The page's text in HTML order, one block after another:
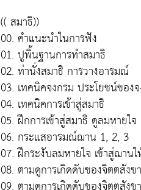
(( สมาธิ))
00. คำแนะนำในการฟัง
01. ปูพิ้นฐานการทำสมาธิ
02. ท่านั่งสมาธิ การวางอารมณ์
03. เทคนิคจงกรม ประโยชน์ของ
04. เทคนิคการเข้าสู่สมาธิ
05. ฝึกการเข้าสู่สมาธิ ดูลมหายใจ
06. กระแสอารมณ์ฌาน 1, 2, 3
07. ฝึกระงับลมหายใจ เข้าสู่ฌานใ
08. ตามดูการเกิดดับของจิตตสังข